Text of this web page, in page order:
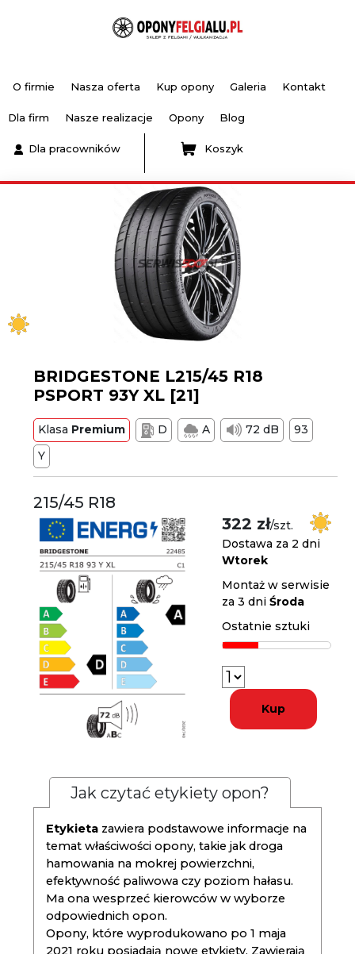
O firmie Nasza oferta Kup opony Galeria Kontakt
Dla firm Nasze realizacje Opony Blog
Dla pracowników Koszyk
BRIDGESTONE L215/45 R18
PSPORT 93Y XL [21]
Klasa Premium D A 72 dB
93
Y
215/45 R18
322 zł/szt.
Dostawa za 2 dni
Wtorek
Montaż w serwisie
za 3 dniŚroda
Ostatnie sztuki
Kup
Jak czytać etykiety opon?
Etykieta zawiera podstawowe informacje na
temat właściwości opony, takie jak droga
hamowania na mokrej powierzchni,
efektywność paliwowa czy poziom hałasu.
Ma ona wesprzeć kierowców w wyborze
odpowiednich opon.
Opony, które wyprodukowano po 1 maja
2021 roku posiadają nowe etykiety. Zawierają